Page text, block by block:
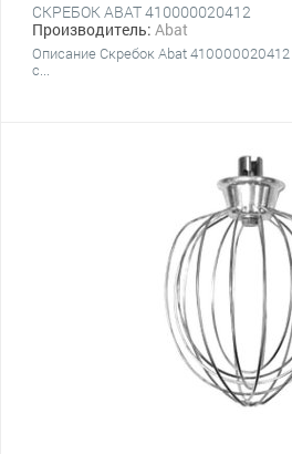
СКРЕБОК ABAT 410000020412
Производитель: Abat
Описание Скребок Abat
с...